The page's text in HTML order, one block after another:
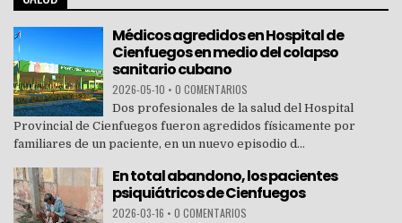
Médicos agredidos en Hospital de
Cienfuegos en medio del colapso
sanitario cubano
2026-05-10 • 0 COMENTARIOS
Dos profesionales de la salud del Hospital
Provincial de Cienfuegos fueron agredidos físicamente por
familiares de un paciente, en un nuevo episodio d...
En total abandono, los pacientes
psiquiátricos de Cienfuegos
2026-03-16 • 0 COMENTARIOS